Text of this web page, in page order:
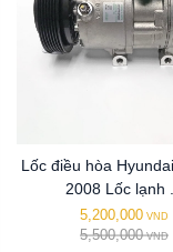
Lốc điều hòa
2008 Lốc lạnh ...
5,200,000 VND
5,500,000 VND